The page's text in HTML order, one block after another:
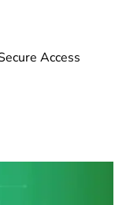
Access